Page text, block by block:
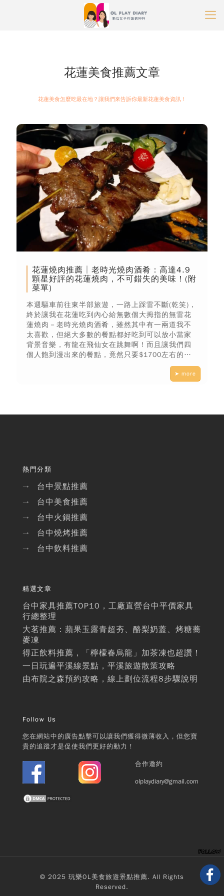
花蓮美食推薦文章
花蓮美食怎麼吃最在地？讓我們來告訴你最新花蓮美食資訊！
花蓮燒肉推薦│老時光燒肉酒肴：高達4.9
顆星好評的花蓮燒肉，不可錯失的美味！(附
菜單)
本週驅車前往東半部旅遊，一路上踩雷不斷(乾笑)，
終於讓我在花蓮吃到內心給無數個大拇指的無雷花
蓮燒肉－老時光燒肉酒肴，雖然其中有一兩道我不
太喜歡，但絕大多數的餐點都好吃到可以放小當家
背景音樂，有龍在飛仙女在跳舞啊！而且讓我們四
個人飽到漫出來的餐點，竟然只要$1700左右的價
格，CP值高到拜託大家來花蓮一定要吃老時光燒肉
酒肴！#花蓮燒肉#老時光燒肉酒肴#花蓮燒肉推薦#
➤ more
熱門分類
→ 台中景點推薦
→ 台中美食推薦
→ 台中火鍋推薦
→ 台中燒烤推薦
→ 台中飲料推薦
精選文章
台中家具推薦TOP10，工廠直營台中平價家具
行總整理
大茗推薦：蘋果玉露青超夯、酪梨奶蓋、烤糖蕎
麥凍
得正飲料推薦，「檸檬春烏龍」加茶凍也超讚！
一日玩遍平溪線景點，平溪旅遊散策攻略
由布院之森預約攻略，線上劃位流程8步驟說明
Follow Us
您在網站中的廣告點擊可以讓我們獲得微薄收入，但您寶
貴的追蹤才是促使我們更好的動力！
合作邀約
olplaydiary@gmail.com
© 2025 玩樂OL美食旅遊景點推薦. All Rights
Reserved.